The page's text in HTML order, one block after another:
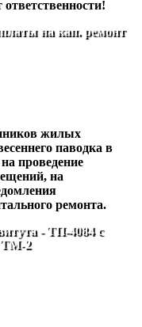
ответственности!
на кап. ремонт
жилых
паводка в
проведение
на
ремонта.
- ТП-4084 с
ТМ-2